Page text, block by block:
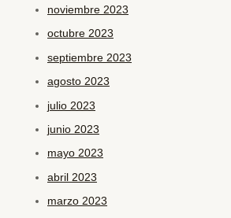
noviembre 2023
octubre 2023
septiembre 2023
agosto 2023
julio 2023
junio 2023
mayo 2023
abril 2023
marzo 2023